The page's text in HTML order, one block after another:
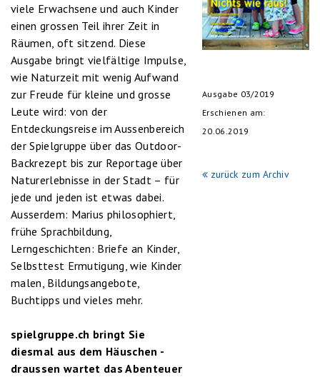
viele Erwachsene und auch Kinder
einen grossen Teil ihrer Zeit in
Räumen, oft sitzend. Diese
Ausgabe bringt vielfältige Impulse,
wie Naturzeit mit wenig Aufwand
zur Freude für kleine und grosse
Leute wird: von der
Entdeckungsreise im Aussenbereich
der Spielgruppe über das Outdoor-
Backrezept bis zur Reportage über
Naturerlebnisse in der Stadt – für
jede und jeden ist etwas dabei.
Ausserdem: Marius philosophiert,
frühe Sprachbildung,
Lerngeschichten: Briefe an Kinder,
Selbsttest Ermutigung, wie Kinder
malen, Bildungsangebote,
Buchtipps und vieles mehr.
spielgruppe.ch bringt Sie
diesmal aus dem Häuschen -
draussen wartet das Abenteuer
Ausgabe 03/2019
Erschienen am:
20.06.2019
zurück zum Archiv